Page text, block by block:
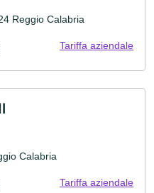
Reggio Calabria
Tariffa aziendale
Calabria
Tariffa aziendale